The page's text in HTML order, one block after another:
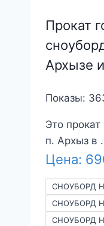
Прокат
Архызе
Показы:
Это
п. Архыз в
Цена:
СНОУБОРД
СНОУБОРД
СНОУБОРД